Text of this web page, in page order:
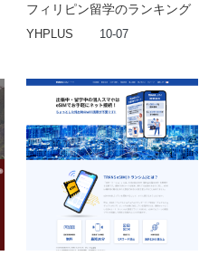
フィリピン留学のランキング
YHPLUS 10-07